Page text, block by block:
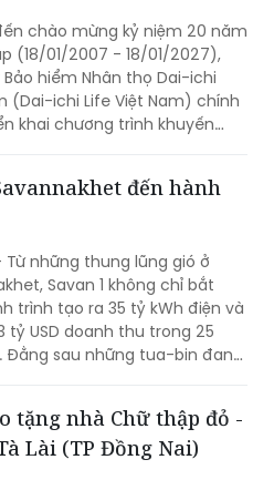
chào mừng kỷ niệm 20 năm
(18/01/2007 - 18/01/2027),
hiểm Nhân thọ Dai-ichi
(Dai-ichi Life Việt Nam) chính
khai chương trình khuyến
đến hành
Từ những thung lũng gió ở
Savan 1 không chỉ bắt
trình tạo ra 35 tỷ kWh điện và
tỷ USD doanh thu trong 25
Đằng sau những tua-bin đang
và mở ra chặng đường mới
lược năng lượng dài hạn
tặng nhà Chữ thập đỏ -
Lài (TP Đồng Nai)